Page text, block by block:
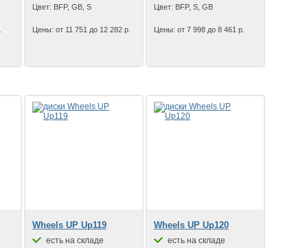
Цвет: BFP, GB, S
Цены: от 11 751 до 12 282 р.
Цвет: BFP, S, GB
Цены: от 7 998 до 8 461 р.
Wheels UP Up119
есть на складе
Wheels UP Up120
есть на складе